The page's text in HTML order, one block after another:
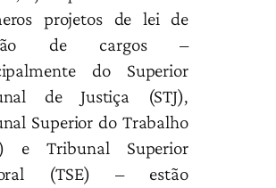
projetos de lei de
de cargos –
do Superior
de Justiça (STJ),
Superior do Trabalho
e Tribunal Superior
(TSE) – estão